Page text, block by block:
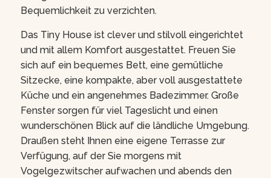
Bequemlichkeit zu verzichten.
Das Tiny House ist clever und stilvoll eingerichtet
und mit allem Komfort ausgestattet. Freuen Sie
sich auf ein bequemes Bett, eine gemütliche
Sitzecke, eine kompakte, aber voll ausgestattete
Küche und ein angenehmes Badezimmer. Große
Fenster sorgen für viel Tageslicht und einen
wunderschönen Blick auf die ländliche Umgebung.
Draußen steht Ihnen eine eigene Terrasse zur
Verfügung, auf der Sie morgens mit
Vogelgezwitscher aufwachen und abends den